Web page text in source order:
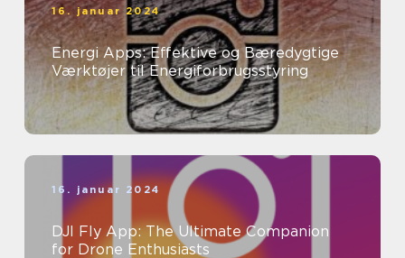
16. januar 2024
Energi Apps: Effektive og Bæredygtige
Værktøjer til Energiforbrugsstyring
16. januar 2024
DJI Fly App: The Ultimate Companion
for Drone Enthusiasts